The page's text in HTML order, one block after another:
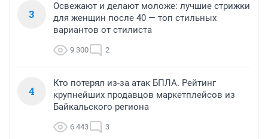
3
Освежают и делают моложе: лучшие стрижки
для женщин после 40 — топ стильных
вариантов от стилиста
9 300 2
4
Кто потерял из-за атак БПЛА. Рейтинг
крупнейших продавцов маркетплейсов из
Байкальского региона
6 443 3